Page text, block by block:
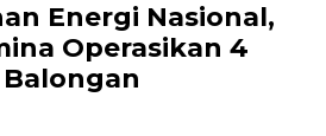
Energi Nasional,
Operasikan 4